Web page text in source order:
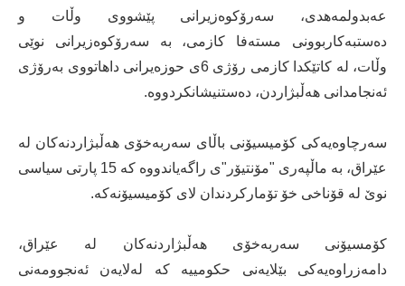
عەبدولمەهدی، سەرۆکوەزیرانی پێشووی وڵات و
دەستبەکاربوونی مستەفا کازمی، بە سەرۆکوەزیرانی نوێی
وڵات، لە کاتێکدا کازمی رۆژی 6ی حوزەیرانی داهاتووی بەرۆژی
ئەنجامدانی هەڵبژاردن، دەستنیشانکردووە.
سەرچاوەیەکی کۆمیسیۆنی باڵای سەربەخۆی هەڵبژاردنەکان لە
عێراق، بە ماڵپەری "مۆنتیۆر"ی راگەیاندووە کە 15 پارتی سیاسی
نوێ لە قۆناخی خۆ تۆمارکردندان لای کۆمیسیۆنەکە.
کۆمسیۆنی سەربەخۆی هەڵبژاردنەکان لە عێراق،
دامەزراوەیەکی بێلایەنی حکومییە کە لەلایەن ئەنجوومەنی